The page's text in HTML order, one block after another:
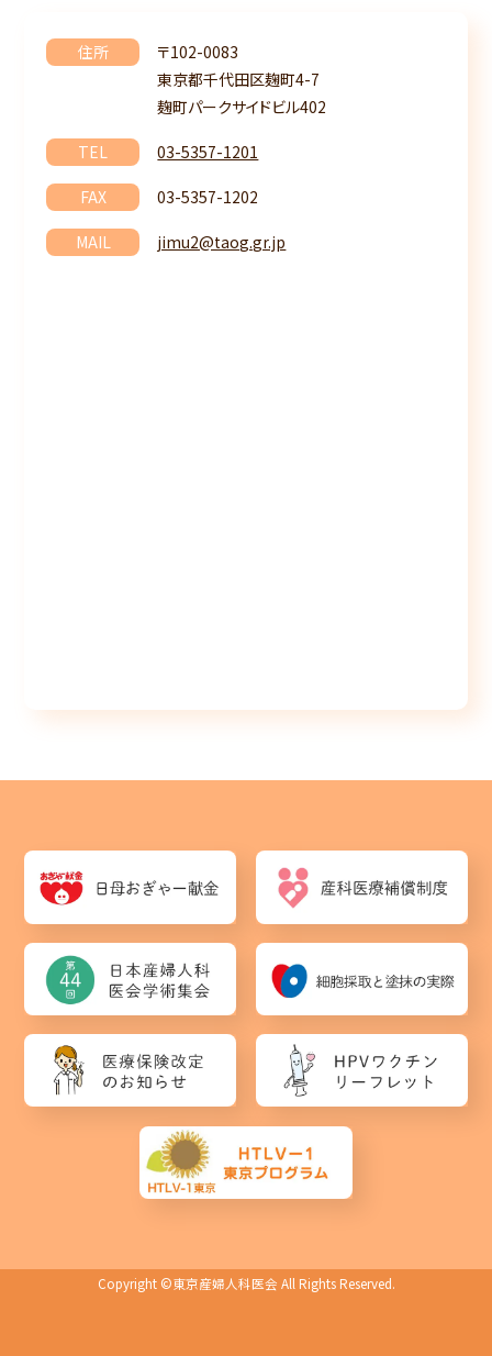
住所
〒102-0083
東京都千代田区麹町4-7
麹町パークサイドビル402
TEL 03-5357-1201
FAX 03-5357-1202
MAIL jimu2@taog.gr.jp
Copyright ©東京産婦人科医会 All Rights Reserved.